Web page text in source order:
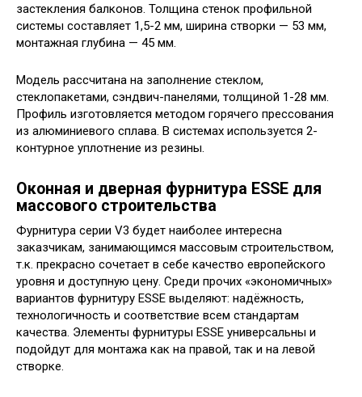
застекления балконов. Толщина стенок профильной
системы составляет 1,5-2 мм, ширина створки — 53 мм,
монтажная глубина — 45 мм.
Модель рассчитана на заполнение стеклом,
стеклопакетами, сэндвич-панелями, толщиной 1-28 мм.
Профиль изготовляется методом горячего прессования
из алюминиевого сплава. В системах используется 2-
контурное уплотнение из резины.
Оконная и дверная фурнитура ESSE для
массового строительства
Фурнитура серии V3 будет наиболее интересна
заказчикам, занимающимся массовым строительством,
т.к. прекрасно сочетает в себе качество европейского
уровня и доступную цену. Среди прочих «экономичных»
вариантов фурнитуру ESSE выделяют: надёжность,
технологичность и соответствие всем стандартам
качества. Элементы фурнитуры ESSE универсальны и
подойдут для монтажа как на правой, так и на левой
створке.